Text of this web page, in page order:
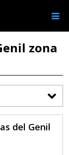
zona
del Genil